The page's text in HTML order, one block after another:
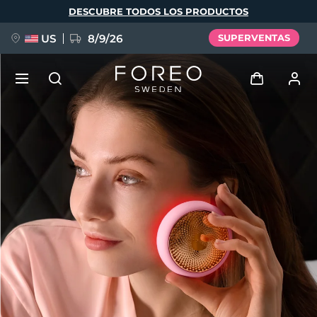
DESCUBRE TODOS LOS PRODUCTOS
US 8/9/26 SUPERVENTAS
Iniciar sesión
Perfil de usuario
Mis dispositivos
Mis pedidos
Mis direcciones
Mis suscripciones
FAQ™ Pure Beauty-Tech Elixir
BREAKING NEWS
issa™ Teeth Whitening Set
Idioma
Deutsch
Español
Français
Italiano
Português
Polski
Svenska
Русский
Türkçe
简体中文 繁體中文